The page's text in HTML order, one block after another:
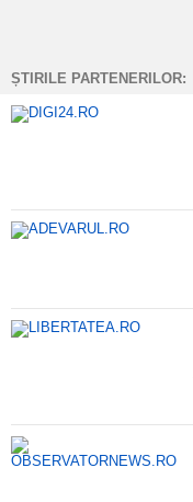
ȘTIRILE PARTENERILOR: